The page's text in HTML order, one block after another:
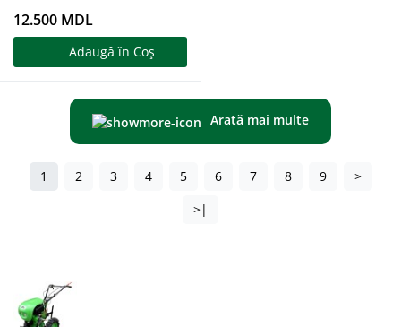
12.500 MDL
Adaugă în Coş
Arată mai multe
1 2 3 4 5 6 7 8 9
>
>|